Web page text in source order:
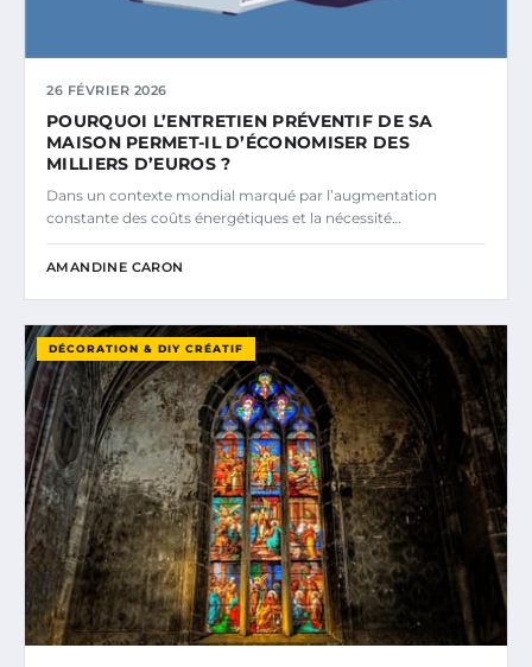
26 FÉVRIER 2026
POURQUOI L’ENTRETIEN PRÉVENTIF DE SA
MAISON PERMET-IL D’ÉCONOMISER DES
MILLIERS D’EUROS ?
Dans un contexte mondial marqué par l’augmentation
constante des coûts énergétiques et la nécessité…
AMANDINE CARON
DÉCORATION & DIY CRÉATIF